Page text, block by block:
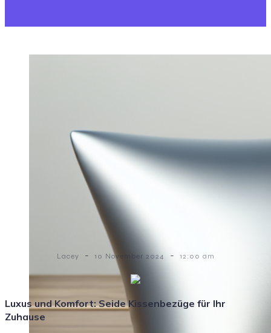
Lacey - 10 November 2024 - 12:00 am
Luxus und Komfort: Seide Kissenbezüge für Ihr
Zuhause